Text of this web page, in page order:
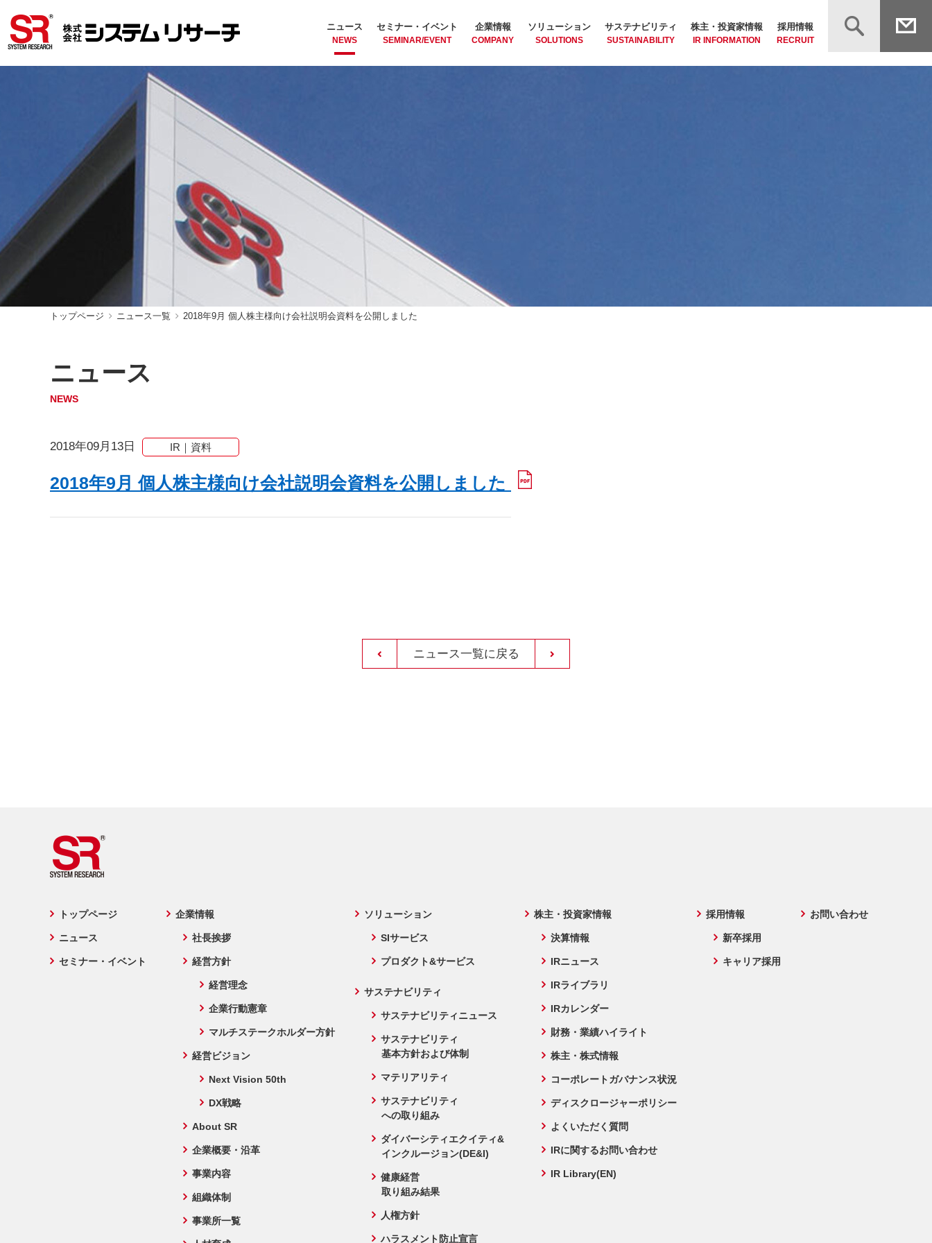
ニュース
NEWS
セミナー・イベント
SEMINAR/EVENT
企業情報
COMPANY
ソリューション
SOLUTIONS
サステナビリティ
SUSTAINABILITY
株主・投資家情報
IR INFORMATION
採用情報
RECRUIT
トップページ ニュース一覧 2018年9月 個人株主様向け会社説明会資料を公開しました
ニュース
NEWS
2018年09月13日 IR｜資料
2018年9月 個人株主様向け会社説明会資料を公開しました
ニュース一覧に戻る
トップページ
ニュース
セミナー・イベント
企業情報
社長挨拶
経営方針
経営理念
企業行動憲章
マルチステークホルダー方針
経営ビジョン
Next Vision 50th
DX戦略
About SR
企業概要・沿革
事業内容
組織体制
事業所一覧
ソリューション
SIサービス
プロダクト&サービス
サステナビリティ
サステナビリティニュース
サステナビリティ
基本方針および体制
マテリアリティ
サステナビリティ
への取り組み
ダイバーシティエクイティ&
インクルージョン(DE&I)
健康経営
取り組み結果
人権方針
ハラスメント防止宣言
株主・投資家情報
決算情報
IRニュース
IRライブラリ
IRカレンダー
財務・業績ハイライト
株主・株式情報
コーポレートガバナンス状況
ディスクロージャーポリシー
よくいただく質問
IRに関するお問い合わせ
IR Library(EN)
採用情報
新卒採用
キャリア採用
お問い合わせ